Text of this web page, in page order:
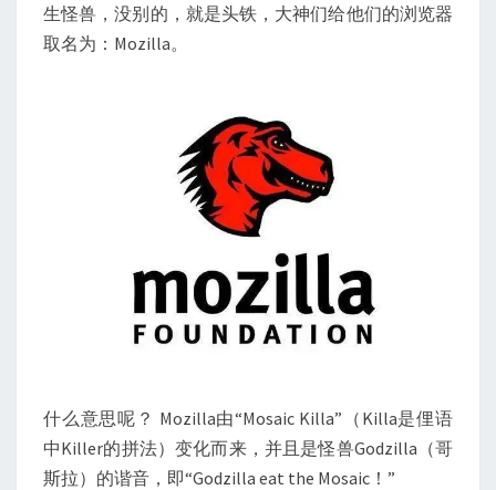
生怪兽，没别的，就是头铁，大神们给他们的浏览器
取名为：Mozilla。
什么意思呢？ Mozilla由“Mosaic Killa”（Killa是俚语
中Killer的拼法）变化而来，并且是怪兽Godzilla（哥
斯拉）的谐音，即“Godzilla eat the Mosaic！”